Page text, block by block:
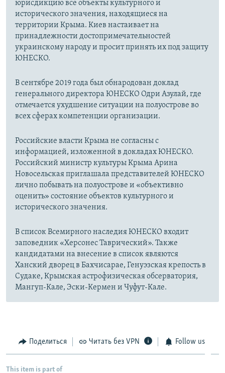
юрисдикцию все объекты культурного и
исторического значения, находящиеся на
территории Крыма. Киев настаивает на
принадлежности достопримечательностей
украинскому народу и просит принять их под защиту
ЮНЕСКО.
В сентябре 2019 года был обнародован доклад
генерального директора ЮНЕСКО Одри Азулай, где
отмечается ухудшение ситуации на полуострове во
всех сферах компетенции организации.
Российские власти Крыма не согласны с
информацией, изложенной в докладах ЮНЕСКО.
Российский министр культуры Крыма Арина
Новосельская приглашала представителей ЮНЕСКО
лично побывать на полуострове и «объективно
оценить» состояние объектов культурного и
исторического значения.
В список Всемирного наследия ЮНЕСКО входит
заповедник «Херсонес Таврический». Также
кандидатами на внесение в список являются
Ханский дворец в Бахчисарае, Генуэзская крепость в
Судаке, Крымская астрофизическая обсерватория,
Мангуп-Кале, Эски-Кермен и Чуфут-Кале.
Поделиться Читать без VPN Follow us
This item is part of